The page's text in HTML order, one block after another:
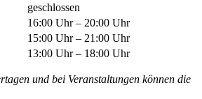
geschlossen
16:00 Uhr – 20:00 Uhr
15:00 Uhr – 21:00 Uhr
13:00 Uhr – 18:00 Uhr
und bei Veranstaltungen können die